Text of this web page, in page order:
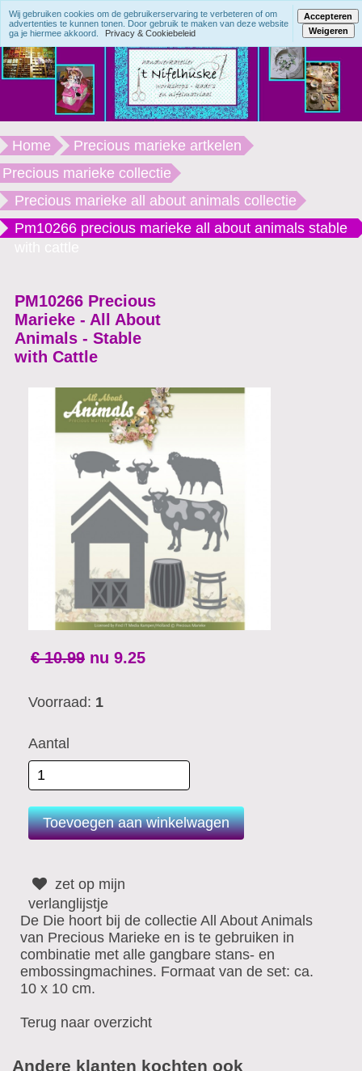
Home
Precious marieke artkelen
Precious marieke collectie
Precious marieke all about animals collectie
Pm10266 precious marieke all about animals stable
PM10266 Precious
Marieke - All About
Animals - Stable
with Cattle
€ 10.99 nu 9.25
Voorraad: 1
Aantal
zet op mijn
verlanglijstje
De Die hoort bij de collectie All About Animals
van Precious Marieke en is te gebruiken in
combinatie met alle gangbare stans- en
embossingmachines. Formaat van de set: ca.
10 x 10 cm.
Terug naar overzicht
Andere klanten kochten ook
Wij gebruiken cookies om de gebruikerservaring te verbeteren of om
advertenties te kunnen tonen. Door gebruik te maken van deze website
ga je hiermee akkoord.
Privacy & Cookiebeleid
Accepteren
Weigeren